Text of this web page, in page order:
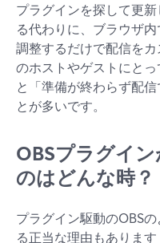
プラグインを探して更
る代わりに、ブラウザ
調整するだけで配信を
のホストやゲストにとっ
と「準備が終わらず配
とが多いです。
OBSプラグイ
のはどんな時？
プラグイン駆動のOBS
る正当な理由もあります